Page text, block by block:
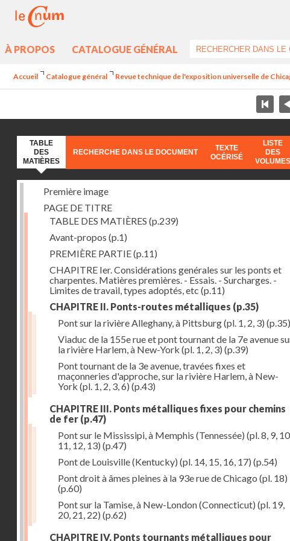
À PROPOS CATALOGUE GÉNÉRAL
Accueil Catalogue général Revue technique de l'exposition universelle de
TABLE
DES
MATIÈRES
RECHERCHE DANS LE DOCUMENT
TEXTE
OCÉRISÉ
LISTE
DES
VOLUMES
Première image
PAGE DE TITRE
TABLE DES MATIÈRES (p.239)
Avant-propos (p.1)
PREMIÈRE PARTIE(p.11)
CHAPITRE Ier. Considérations genérales sur les ponts et
charpentes. Matières premières. - Essais. - Surcharges. -
Limites de travail, types adoptés, etc (p.11)
CHAPITRE II. Ponts-routes métalliques (p.35)
Pont sur la rivière Alleghany, à Pittsburg (pl. 1, 2, 3) (p.35)
Viaduc de la 155e rue et pont tournant de la 7e avenue
la rivière Harlem, à New-York (pl. 1, 2, 3) (p.39)
Pont tournant de la 3e avenue, travées fixes et
maçonneries d'approche, sur la rivière Harlem, à New-
York (pl. 1, 2, 3, 6) (p.43)
CHAPITRE III. Ponts métalliques fixes pour chemins
de fer (p.47)
Pont sur le Mississipi, à Memphis (Tennessée) (pl. 8, 9,
11, 12, 13) (p.47)
Pont de Louisville (Kentucky) (pl. 14, 15, 16, 17) (p.54)
Pont droit à âmes pleines à la 93e rue de Chicago (pl. 18)
(p.60)
Pont sur la Tamise, à New-London (Connecticut) (pl. 19,
20, 21, 22) (p.62)
CHAPITRE IV. Ponts tournants métalliques pour